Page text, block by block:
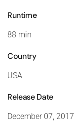
Runtime
88 min
Country
USA
Release Date
December 07, 2017